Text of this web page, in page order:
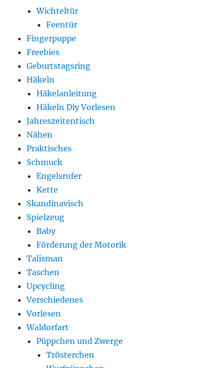
Wichteltür
Feentür
Fingerpuppe
Freebies
Geburtstagsring
Häkeln
Häkelanleitung
Häkeln Diy Vorlesen
Jahreszeitentisch
Nähen
Praktisches
Schmuck
Engelsrufer
Kette
Skandinavisch
Spielzeug
Baby
Förderung der Motorik
Talisman
Taschen
Upcycling
Verschiedenes
Vorlesen
Waldorfart
Püppchen und Zwerge
Trösterchen